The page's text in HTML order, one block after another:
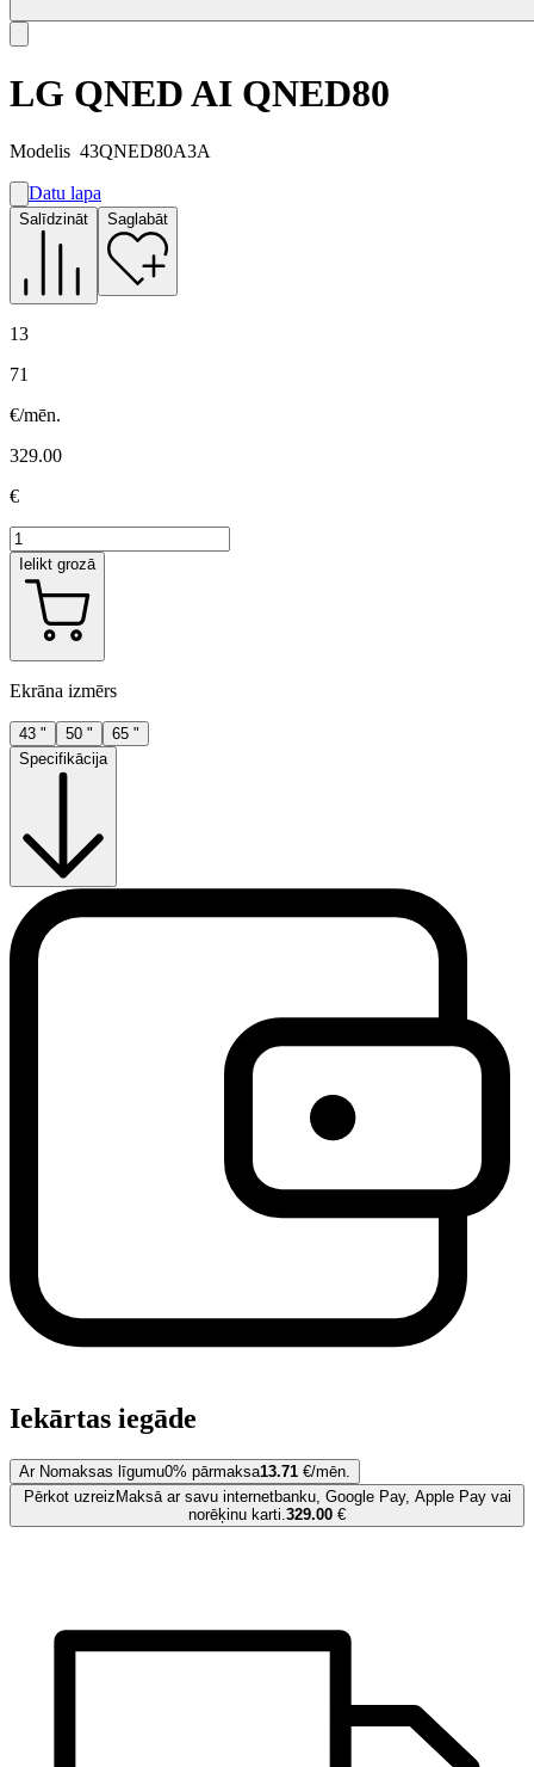
LG QNED AI QNED80
Modelis 43QNED80A3A
A
G
Datu lapa
Salīdzināt Saglabāt
13
71
€/mēn.
329.00
€
Ielikt grozā
Ekrāna izmērs
43 " 50 "
65 "
Specifikācija
Iekārtas iegāde
Ar Nomaksas līgumu0% pārmaksa13.71 €/mēn.
Pērkot uzreizMaksā ar savu internetbanku, Google Pay, Apple Pay vai
norēķinu karti. 329.00 €